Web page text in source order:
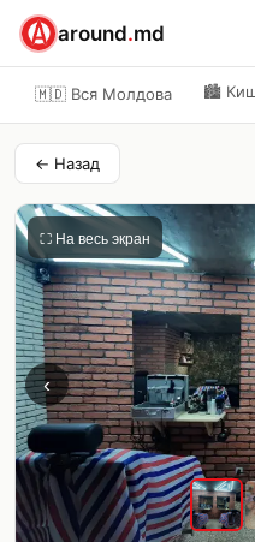
around.md
🇲🇩 Вся Молдова 🏙️
← Назад
⛶ На весь экран
‹